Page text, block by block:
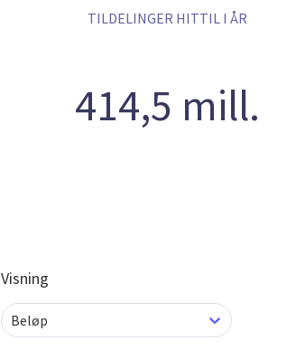
TILDELINGER HITTIL I ÅR
414,5 mill.
Visning
Beløp